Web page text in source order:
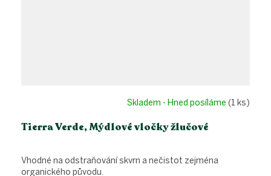
Tierra Verde, Mýdlové vločky žlučové
Skladem - Hned posíláme (1 ks)
Vhodné na odstraňování skvrn a nečistot zejména
organického původu.